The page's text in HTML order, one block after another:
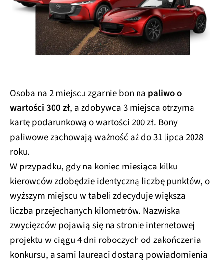
Osoba na 2 miejscu zgarnie bon na paliwo o
wartości 300 zł, a zdobywca 3 miejsca otrzyma
kartę podarunkową o wartości 200 zł. Bony
paliwowe zachowają ważność aż do 31 lipca 2028
roku.
W przypadku, gdy na koniec miesiąca kilku
kierowców zdobędzie identyczną liczbę punktów, o
wyższym miejscu w tabeli zdecyduje większa
liczba przejechanych kilometrów. Nazwiska
zwycięzców pojawią się na stronie internetowej
projektu w ciągu 4 dni roboczych od zakończenia
konkursu, a sami laureaci dostaną powiadomienia